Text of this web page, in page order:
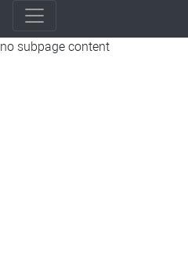
no subpage content